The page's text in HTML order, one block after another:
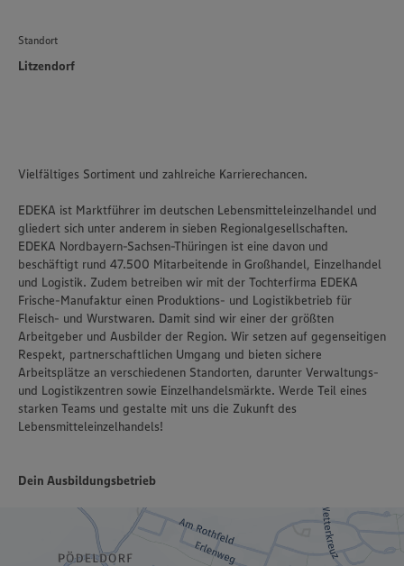
Standort
Litzendorf
Vielfältiges Sortiment und zahlreiche Karrierechancen.
EDEKA ist Marktführer im deutschen Lebensmitteleinzelhandel und
gliedert sich unter anderem in sieben Regionalgesellschaften.
EDEKA Nordbayern-Sachsen-Thüringen ist eine davon und
beschäftigt rund 47.500 Mitarbeitende in Großhandel, Einzelhandel
und Logistik. Zudem betreiben wir mit der Tochterfirma EDEKA
Frische-Manufaktur einen Produktions- und Logistikbetrieb für
Fleisch- und Wurstwaren. Damit sind wir einer der größten
Arbeitgeber und Ausbilder der Region. Wir setzen auf gegenseitigen
Respekt, partnerschaftlichen Umgang und bieten sichere
Arbeitsplätze an verschiedenen Standorten, darunter Verwaltungs-
und Logistikzentren sowie Einzelhandelsmärkte. Werde Teil eines
starken Teams und gestalte mit uns die Zukunft des
Lebensmitteleinzelhandels!
Dein Ausbildungsbetrieb